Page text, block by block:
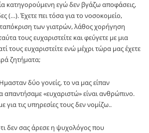
κατηγορούμενη εγώ δεν βγάζω αποφάσεις,
(…). Έχετε πει τόσα για το νοσοκομείο,
των γιατρών, λάθος χορήγηση
τους ευχαριστείτε και φεύγετε με μια
τους ευχαριστείτε ενώ μέχρι τώρα μας έχετε
ζητήματα;
δύο γονείς, το να μας είπαν
απαντήσαμε «ευχαριστώ» είναι ανθρώπινο.
για τις υπηρεσίες τους δεν νομίζω..
δεν σας άρεσε η ψυχολόγος που